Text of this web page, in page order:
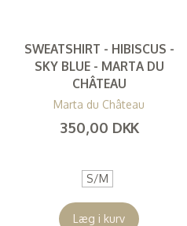
SWEATSHIRT - HIBISCUS -
SKY BLUE - MARTA DU
CHÂTEAU
Marta du Château
350,00 DKK
S/M
Læg i kurv